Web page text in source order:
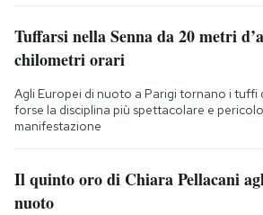
Tuffarsi nella Senna da 20 metri
chilometri orari
Agli Europei di nuoto a Parigi tornano i tuffi
forse la disciplina più spettacolare e
manifestazione
Il quinto oro di Chiara Pellacani
nuoto